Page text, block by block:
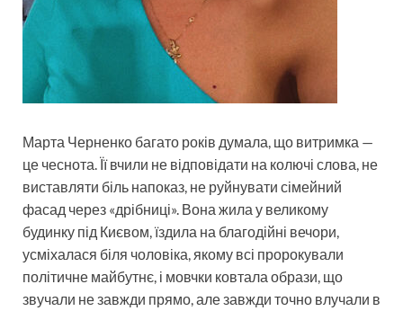
Марта Черненко багато років думала, що витримка —
це чеснота. Її вчили не відповідати на колючі слова, не
виставляти біль напоказ, не руйнувати сімейний
фасад через «дрібниці». Вона жила у великому
будинку під Києвом, їздила на благодійні вечори,
усміхалася біля чоловіка, якому всі пророкували
політичне майбутнє, і мовчки ковтала образи, що
звучали не завжди прямо, але завжди точно влучали в